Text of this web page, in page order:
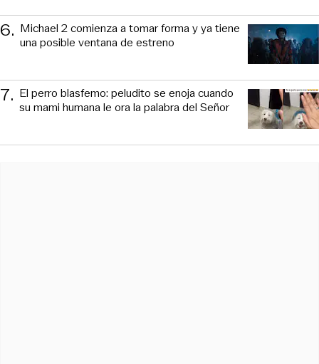
6. Michael 2 comienza a tomar forma y ya tiene
una posible ventana de estreno
7. El perro blasfemo: peludito se enoja cuando
su mami humana le ora la palabra del Señor